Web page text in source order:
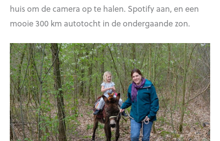
huis om de camera op te halen. Spotify aan, en een
mooie 300 km autotocht in de ondergaande zon.